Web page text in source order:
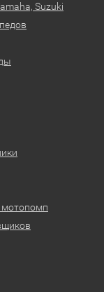
Suzuki
мотопомп